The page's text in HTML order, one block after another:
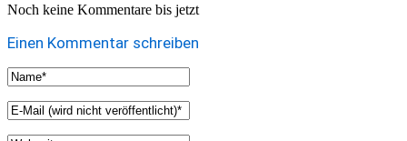
Noch keine Kommentare bis jetzt
Einen Kommentar schreiben